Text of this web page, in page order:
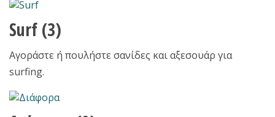
Surf (3)
Αγοράστε ή πουλήστε σανίδες και αξεσουάρ για
surfing.